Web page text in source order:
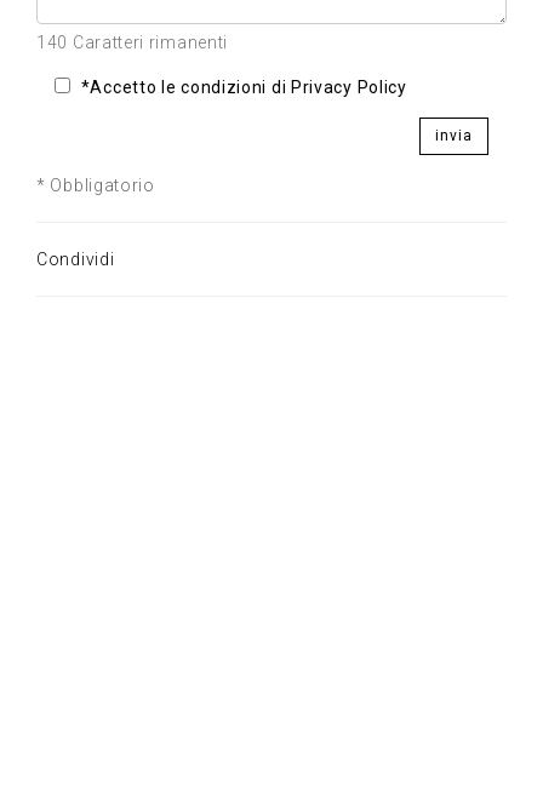
140 Caratteri rimanenti
*Accetto le condizioni di Privacy Policy
invia
* Obbligatorio
Condividi